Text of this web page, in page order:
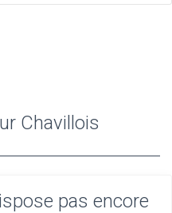
Chavillois
pas encore